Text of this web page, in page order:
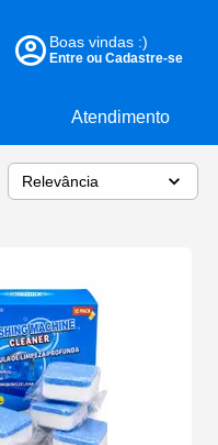
Atendimento
Boas vindas :)
Entre ou Cadastre-se